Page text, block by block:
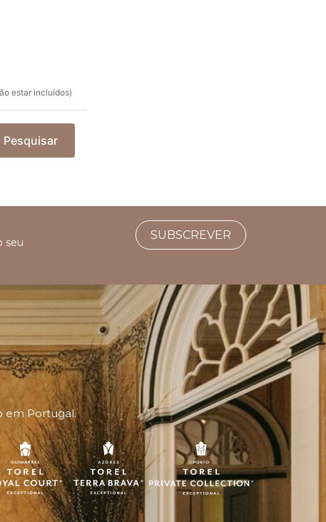
estar incluídos)
Pesquisar
seu
SUBSCREVER
em Portugal.